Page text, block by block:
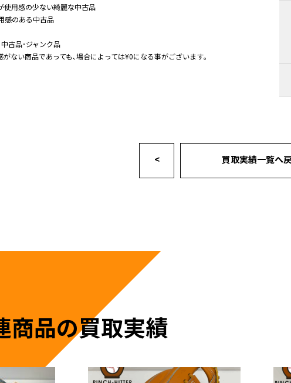
使用感の少ない綺麗な中古品
感のある中古品
古品･ジャンク品
ない商品であっても､場合によっては¥0になる事がございます｡
< 買取実績一覧へ
商品の買取実績